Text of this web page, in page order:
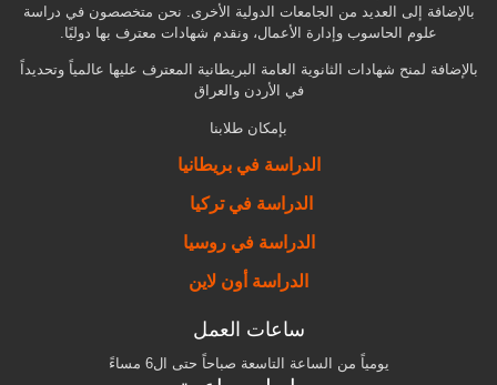
بالإضافة إلى العديد من الجامعات الدولية الأخرى. نحن متخصصون في دراسة
علوم الحاسوب وإدارة الأعمال، ونقدم شهادات معترف بها دوليًا.
بالإضافة لمنح شهادات الثانوية العامة البريطانية المعترف عليها عالمياً وتحديداً
في الأردن والعراق
بإمكان طلابنا
الدراسة في بريطانيا
الدراسة في تركيا
الدراسة في روسيا
الدراسة أون لاين
ساعات العمل
يومياً من الساعة التاسعة صباحاً حتى ال6 مساءً